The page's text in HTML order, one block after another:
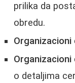
prilika da
obredu.
o detaljima